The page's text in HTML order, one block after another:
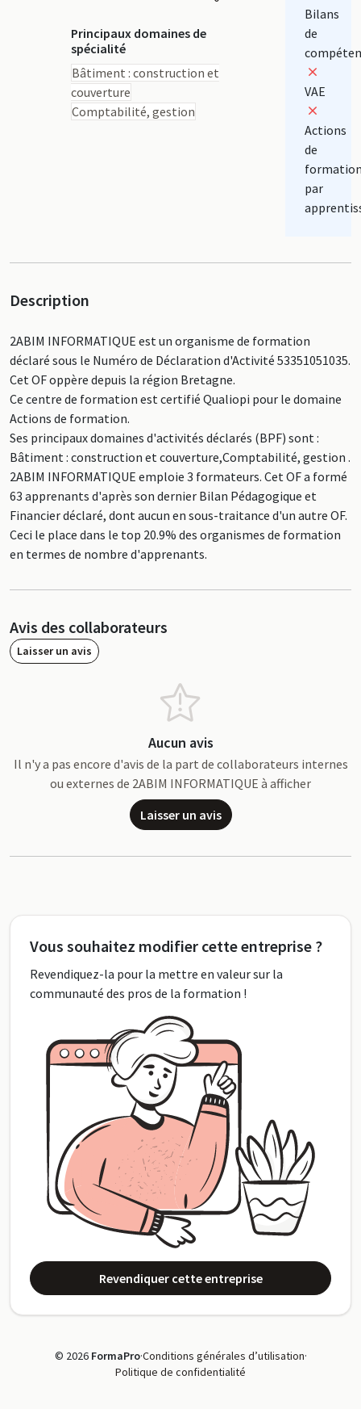
Principaux domaines de
spécialité
Bâtiment : construction et
couverture
Comptabilité, gestion
Bilans
de
VAE
Actions
de
par
Description
2ABIM INFORMATIQUE est un organisme de formation
déclaré sous le Numéro de Déclaration d'Activité 53351051035.
Cet OF oppère depuis la région Bretagne.
Ce centre de formation est certifié Qualiopi pour le domaine
Actions de formation.
Ses principaux domaines d'activités déclarés (BPF) sont :
Bâtiment : construction et couverture,Comptabilité, gestion .
2ABIM INFORMATIQUE emploie 3 formateurs. Cet OF a formé
63 apprenants d'après son dernier Bilan Pédagogique et
Financier déclaré, dont aucun en sous-traitance d'un autre OF.
Ceci le place dans le top 20.9% des organismes de formation
en termes de nombre d'apprenants.
Avis des collaborateurs
Laisser un avis
Aucun avis
Il n'y a pas encore d'avis de la part de collaborateurs internes
ou externes de 2ABIM INFORMATIQUE à afficher
Laisser un avis
Vous souhaitez modifier cette entreprise ?
Revendiquez-la pour la mettre en valeur sur la
communauté des pros de la formation !
Revendiquer cette entreprise
© 2026 FormaPro·Conditions générales d’utilisation·
Politique de confidentialité